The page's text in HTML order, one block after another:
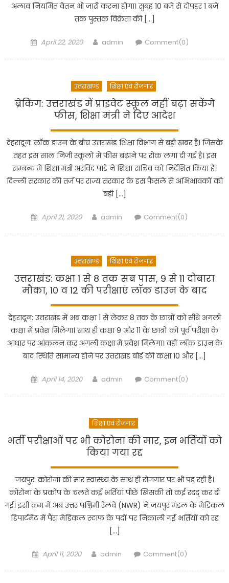
अलाव नियमित वेतन भी जारी करना होगा। सुबह 10 बजे से दोपहर 1 बजे
तक पुस्तक विक्रेता की […]
Posted
April 22, 2020 Author
admin Comment(0)
उत्तराखण्ड शिक्षा एवं रोजगार
ब्रेकिंग: उत्तराखंड में प्राइवेट स्कूल नहीं बढ़ा सकेंगे
फीस, शिक्षा मंत्री ने दिए आदेश
देहरादून: लॉक डाउन के बीच उत्तराखंड शिक्षा विभाग से बड़ी खबर है। जिसके
तहत इस साल निजी स्कूलों में फीस बढ़ाने पर रोक लगा दी गई है। इस
सम्बन्ध में शिक्षा मंत्री अरविंद पांडे ने शिक्षा सचिव को निर्देशित किया है।
दिल्ली सरकार की तर्ज पर राज्य सरकार के इस फैसले से अभिभावकों को
बड़ी […]
Posted
April 21, 2020 Author
admin Comment(0)
उत्तराखण्ड शिक्षा एवं रोजगार
उत्तराखंड: कक्षा 1 से 8 तक सब पास, 9 से 11 दोबारा
मौका, 10 व 12 की परीक्षाएं लॉक डाउन के बाद
देहरादून: उत्तराखंड में अब कक्षा 1 से लेकर 8 तक के छात्रों को सीधे अगली
कक्षा में प्रवेश मिलेगा। साथ ही कक्षा 9 और 11 के छात्रों को पूर्व परीक्षा के
आधार पर आंकलन कर अगली कक्षा में प्रवेश मिलेगा। वहीं लॉक डाउन के
बाद स्थिति सामान्य होने पर उत्तराखंड बोर्ड की कक्षा 10 और […]
Posted
April 14, 2020 Author
admin Comment(0)
शिक्षा एवं रोजगार
भर्ती परीक्षाओं पर भी कोरोना की मार, इन भर्तियों को
किया गया रद्द
जयपुर: कोरोना की मार स्वास्थ्य के साथ ही रोजगार पर भी पड़ रही है।
कोरोना के प्रकोप के चलते कई भर्तियां पीछे खिसकी तो कई रदद् कर दी
गई। इसी क्रम में अब उत्तर पश्चिमी रेलवे (NWR) ने जयपुर मंडल के मेडिकल
डिपार्टमेंट में पैरा मेडिकल स्टाफ के पदों पर निकाली गई भर्तियों को रद्द
[…]
Posted
April 11, 2020 Author
admin Comment(0)